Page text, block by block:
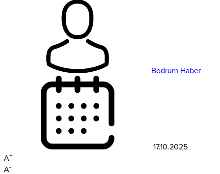
Bodrum Haber
17.10.2025
A+
A-